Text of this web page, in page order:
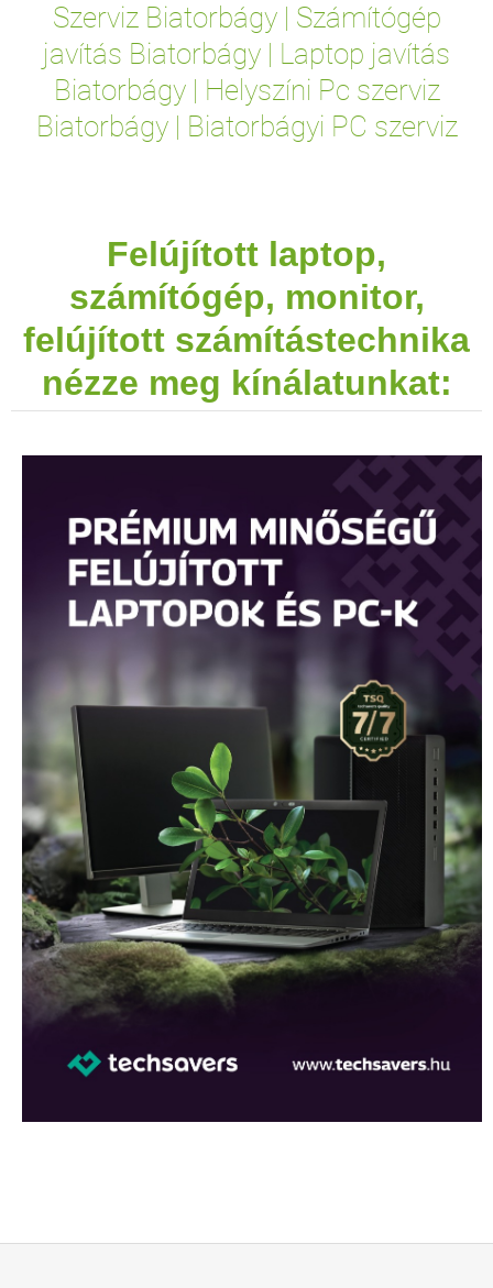
Szerviz Biatorbágy | Számítógép
javítás Biatorbágy | Laptop javítás
Biatorbágy | Helyszíni Pc szerviz
Biatorbágy | Biatorbágyi PC szerviz
Felújított laptop,
számítógép, monitor,
felújított számítástechnika
nézze meg kínálatunkat: